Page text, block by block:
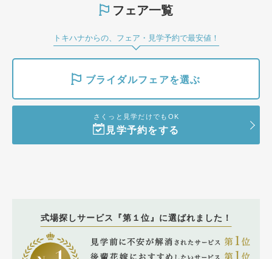
フェア一覧
トキハナからの、フェア・見学予約で最安値！
ブライダルフェアを選ぶ
さくっと見学だけでもOK
見学予約をする
式場探しサービス『第１位』に選ばれました！